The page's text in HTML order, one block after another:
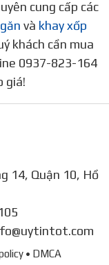
cung cấp các
và khay xốp
khách cần mua
0937-823-164
giá!
14, Quận 10, Hồ
• DMCA